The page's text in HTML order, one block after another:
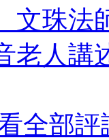
珠法
老人講
全部評